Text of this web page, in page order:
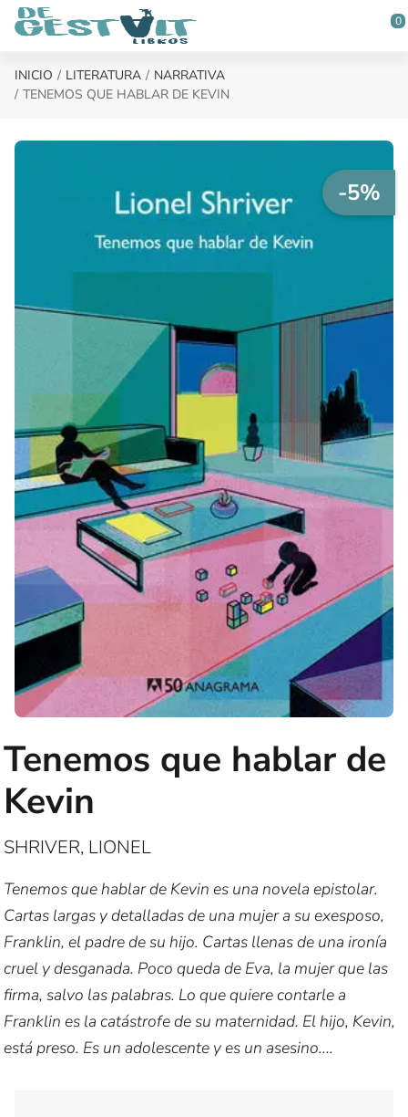
Saltar al contenido principal
0
INICIO LITERATURA
NARRATIVA
TENEMOS QUE HABLAR DE KEVIN
-5%
Tenemos que hablar de
Kevin
SHRIVER, LIONEL
Tenemos que hablar de Kevin es una novela epistolar.
Cartas largas y detalladas de una mujer a su exesposo,
Franklin, el padre de su hijo. Cartas llenas de una ironía
cruel y desganada. Poco queda de Eva, la mujer que las
firma, salvo las palabras. Lo que quiere contarle a
Franklin es la catástrofe de su maternidad. El hijo, Kevin,
está preso. Es un adolescente y es un asesino....